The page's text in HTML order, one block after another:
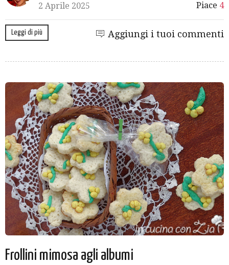
2 Aprile 2025 Piace 4
Leggi di più Aggiungi i tuoi commenti
Frollini mimosa agli albumi